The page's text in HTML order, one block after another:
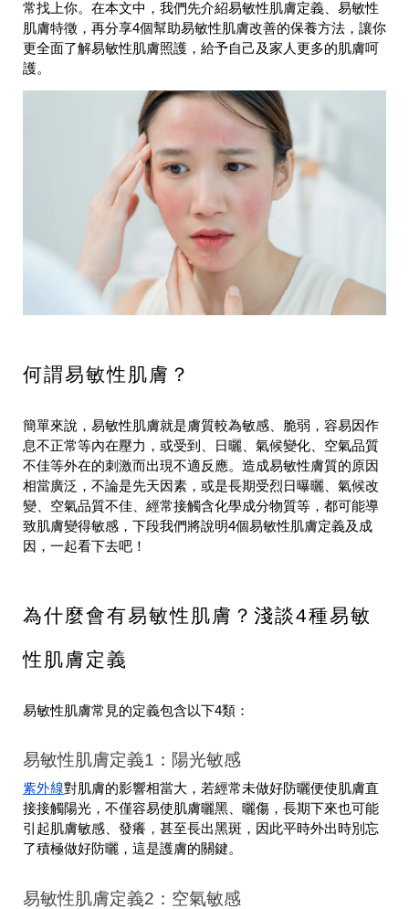
常找上你。在本文中，我們先介紹易敏性肌膚定義、易敏性
肌膚特徵，再分享4個幫助易敏性肌膚改善的保養方法，讓你
更全面了解易敏性肌膚照護，給予自己及家人更多的肌膚呵
護。
何謂易敏性肌膚？
簡單來說，易敏性肌膚就是膚質較為敏感、脆弱，容易因作
息不正常等內在壓力，或受到、日曬、氣候變化、空氣品質
不佳等外在的刺激而出現不適反應。造成易敏性膚質的原因
相當廣泛，不論是先天因素，或是長期受烈日曝曬、氣候改
變、空氣品質不佳、經常接觸含化學成分物質等，都可能導
致肌膚變得敏感，下段我們將說明4個易敏性肌膚定義及成
因，一起看下去吧！
為什麼會有易敏性肌膚？淺談4種易敏
性肌膚定義
易敏性肌膚常見的定義包含以下4類：
易敏性肌膚定義1：陽光敏感
紫外線對肌膚的影響相當大，若經常未做好防曬便使肌膚直
接接觸陽光，不僅容易使肌膚曬黑、曬傷，長期下來也可能
引起肌膚敏感、發癢，甚至長出黑斑，因此平時外出時別忘
了積極做好防曬，這是護膚的關鍵。
易敏性肌膚定義2：空氣敏感